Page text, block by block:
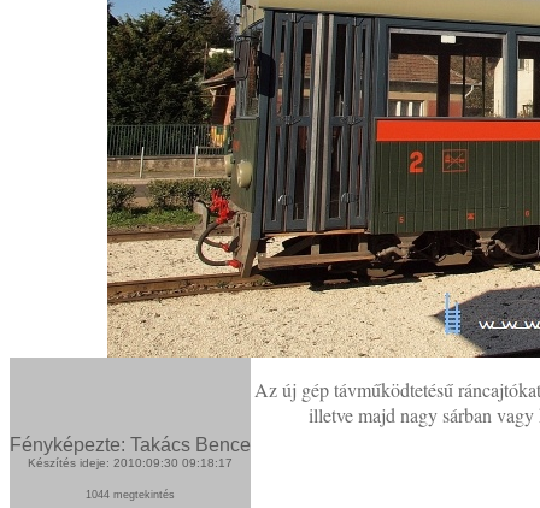
Fényképezte: Takács Bence
Készítés ideje: 2010:09:30 09:18:17
1044 megtekintés
Az új gép távműködtetésű
illetve majd nagy sárban